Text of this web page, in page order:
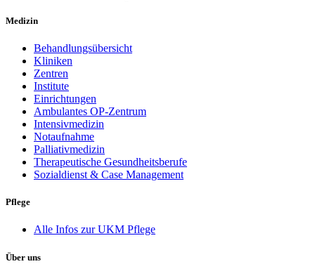
Medizin
Behandlungsübersicht
Kliniken
Zentren
Institute
Einrichtungen
Ambulantes OP-Zentrum
Intensivmedizin
Notaufnahme
Palliativmedizin
Therapeutische Gesundheitsberufe
Sozialdienst & Case Management
Pflege
Alle Infos zur UKM Pflege
Über uns